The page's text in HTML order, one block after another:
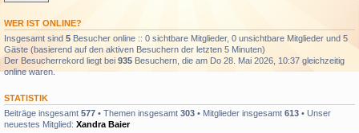
WER IST ONLINE?
Insgesamt sind 5 Besucher online :: 0 sichtbare Mitglieder, 0 unsichtbare Mitglieder und 5
Gäste (basierend auf den aktiven Besuchern der letzten 5 Minuten)
Der Besucherrekord liegt bei 935 Besuchern, die am Do 28. Mai 2026, 10:37 gleichzeitig
online waren.
STATISTIK
Beiträge insgesamt 577 • Themen insgesamt 303 • Mitglieder insgesamt 613 • Unser
neuestes Mitglied: Xandra Baier